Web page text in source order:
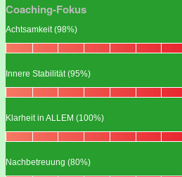
Coaching-Fokus
Achtsamkeit (98%)
Innere Stabilität (95%)
Klarheit in ALLEM (100%)
Nachbetreuung (80%)